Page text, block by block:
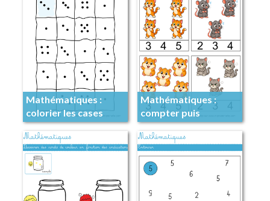
Mathématiques :
colorier les cases
avec 3 points
Mathématiques :
compter puis
entourer